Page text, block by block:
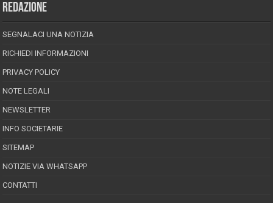
REDAZIONE
SEGNALACI UNA NOTIZIA
RICHIEDI INFORMAZIONI
PRIVACY POLICY
NOTE LEGALI
NEWSLETTER
INFO SOCIETARIE
SITEMAP
NOTIZIE VIA WHATSAPP
CONTATTI